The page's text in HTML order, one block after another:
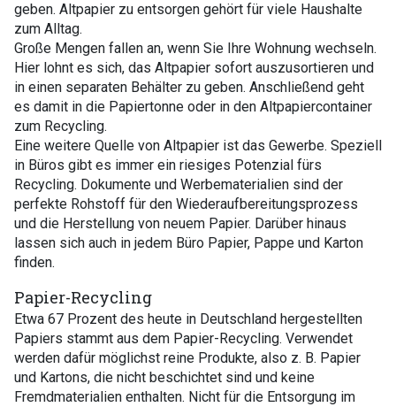
geben. Altpapier zu entsorgen gehört für viele Haushalte
zum Alltag.
Große Mengen fallen an, wenn Sie Ihre Wohnung wechseln.
Hier lohnt es sich, das Altpapier sofort auszusortieren und
in einen separaten Behälter zu geben. Anschließend geht
es damit in die Papiertonne oder in den Altpapiercontainer
zum Recycling.
Eine weitere Quelle von Altpapier ist das Gewerbe. Speziell
in Büros gibt es immer ein riesiges Potenzial fürs
Recycling. Dokumente und Werbematerialien sind der
perfekte Rohstoff für den Wiederaufbereitungsprozess
und die Herstellung von neuem Papier. Darüber hinaus
lassen sich auch in jedem Büro Papier, Pappe und Karton
finden.
Papier-Recycling
Etwa 67 Prozent des heute in Deutschland hergestellten
Papiers stammt aus dem Papier-Recycling. Verwendet
werden dafür möglichst reine Produkte, also z. B. Papier
und Kartons, die nicht beschichtet sind und keine
Fremdmaterialien enthalten. Nicht für die Entsorgung im